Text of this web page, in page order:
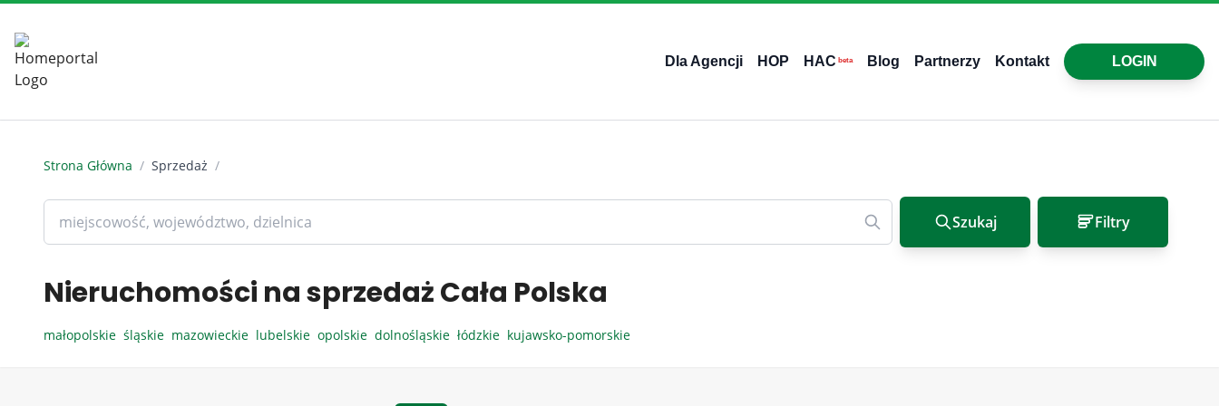
Dla Agencji HOP HAC beta Blog Partnerzy Kontakt LOGIN
Strona Główna / Sprzedaż /
Szukaj Filtry
Nieruchomości na sprzedaż Cała Polska
małopolskie śląskie mazowieckie lubelskie opolskie dolnośląskie łódzkie kujawsko-pomorskie